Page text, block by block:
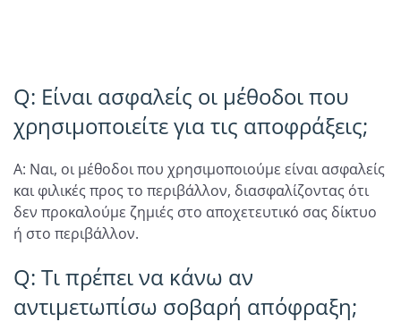
Q: Είναι ασφαλείς οι μέθοδοι που
χρησιμοποιείτε για τις αποφράξεις;
A: Ναι, οι μέθοδοι που χρησιμοποιούμε είναι ασφαλείς
και φιλικές προς το περιβάλλον, διασφαλίζοντας ότι
δεν προκαλούμε ζημιές στο αποχετευτικό σας δίκτυο
ή στο περιβάλλον.
Q: Τι πρέπει να κάνω αν
αντιμετωπίσω σοβαρή απόφραξη;